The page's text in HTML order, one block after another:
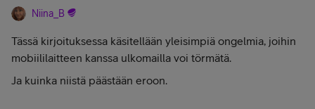
Niina_B
Tässä kirjoituksessa käsitellään yleisimpiä ongelmia, joihin
mobiililaitteen kanssa ulkomailla voi törmätä.
Ja kuinka niistä päästään eroon.